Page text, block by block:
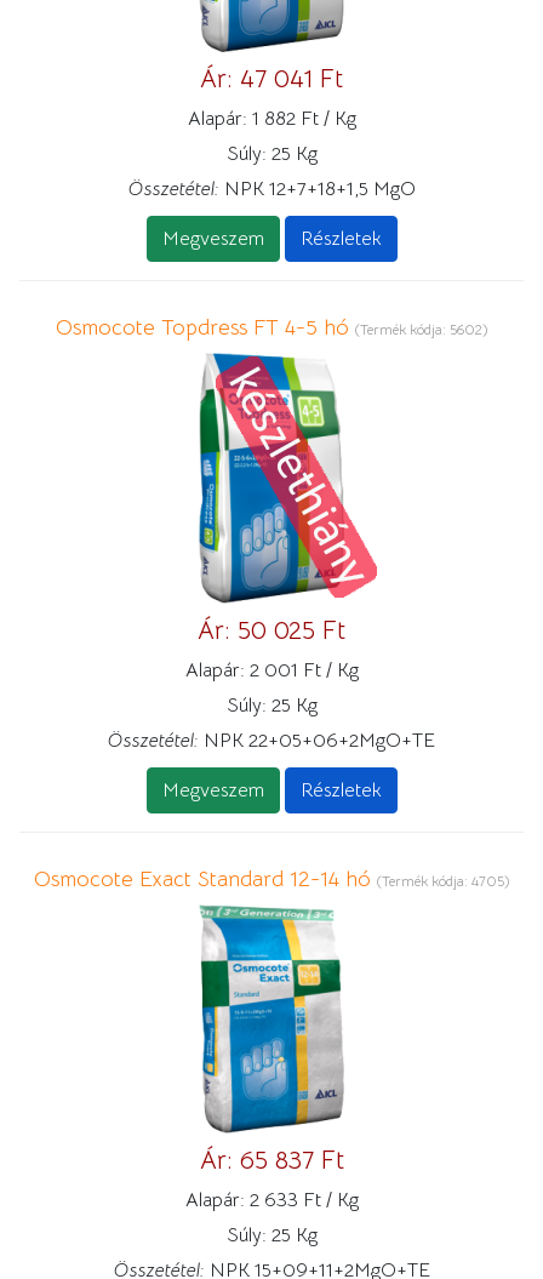
Ár: 47 041 Ft
Alapár: 1 882 Ft / Kg
Súly: 25 Kg
Összetétel: NPK 12+7+18+1,5 MgO
Megveszem Részletek
Osmocote Topdress FT 4-5 hó (Termék kódja: 5602)
Ár: 50 025 Ft
Alapár: 2 001 Ft / Kg
Súly: 25 Kg
Összetétel: NPK 22+05+06+2MgO+TE
Megveszem Részletek
Osmocote Exact Standard 12-14 hó (Termék kódja: 4705)
Ár: 65 837 Ft
Alapár: 2 633 Ft / Kg
Súly: 25 Kg
Összetétel: NPK 15+09+11+2MgO+TE